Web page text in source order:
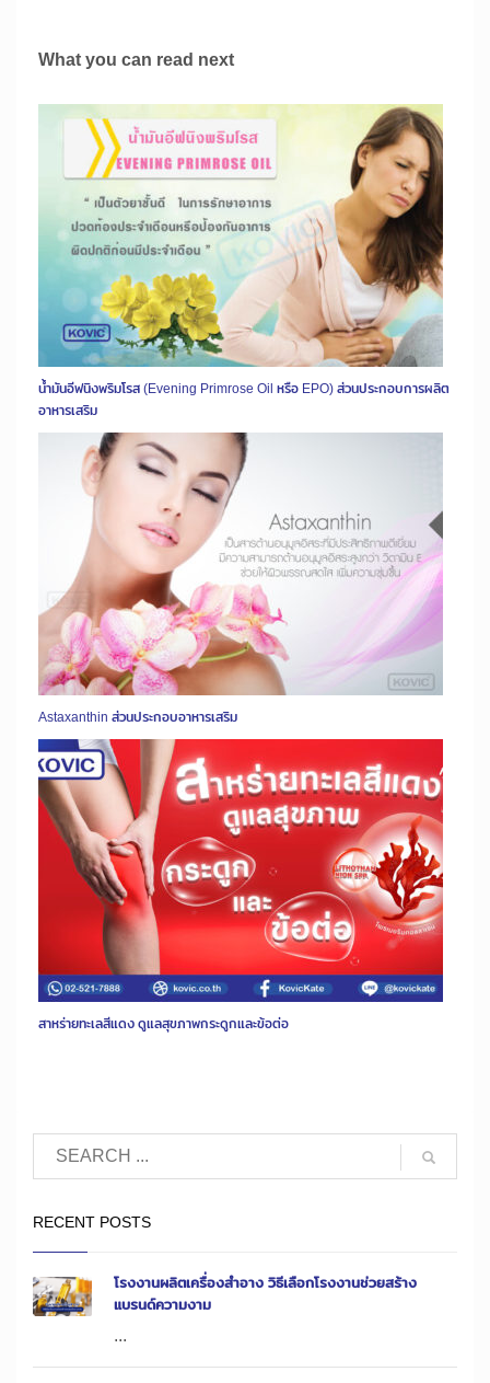
What you can read next
น้ำมันอีฟนิงพริมโรส (Evening Primrose Oil หรือ EPO) ส่วนประกอบการผลิต
อาหารเสริม
Astaxanthin ส่วนประกอบอาหารเสริม
สาหร่ายทะเลสีแดง ดูแลสุขภาพกระดูกและข้อต่อ
RECENT POSTS
โรงงานผลิตเครื่องสำอาง วิธีเลือกโรงงานช่วยสร้าง
แบรนด์ความงาม
...